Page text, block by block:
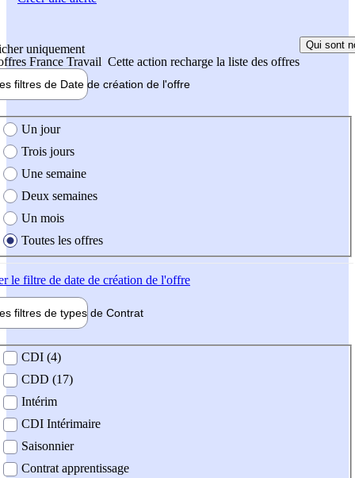
uniquement
France Travail Cette action recharge la liste des offres
Qui sont
filtres de Date de création de l'offre
création de l'offre
Un jour
Trois jours
Une semaine
Deux semaines
Un mois
Toutes les offres
le filtre de date de création de l'offre
filtres de types de Contrat
contrat
CDI (4)
CDD (17)
Intérim
CDI Intérimaire
Saisonnier
Contrat apprentissage